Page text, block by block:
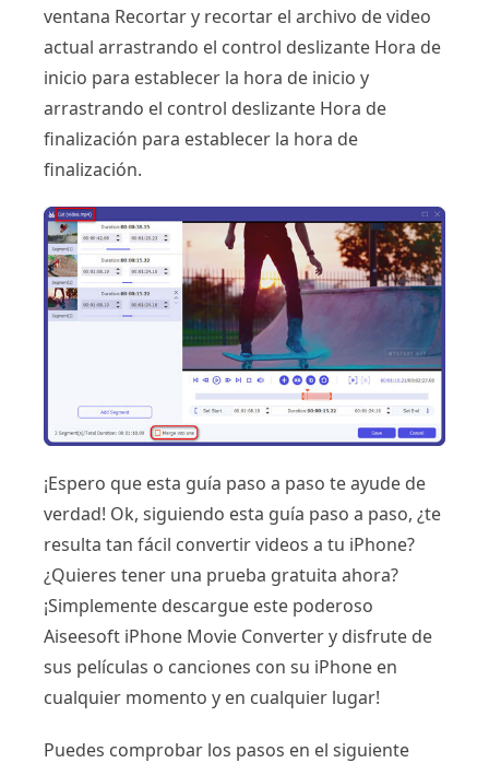
ventana Recortar y recortar el archivo de video
actual arrastrando el control deslizante Hora de
inicio para establecer la hora de inicio y
arrastrando el control deslizante Hora de
finalización para establecer la hora de
finalización.
¡Espero que esta guía paso a paso te ayude de
verdad! Ok, siguiendo esta guía paso a paso, ¿te
resulta tan fácil convertir videos a tu iPhone?
¿Quieres tener una prueba gratuita ahora?
¡Simplemente descargue este poderoso
Aiseesoft iPhone Movie Converter y disfrute de
sus películas o canciones con su iPhone en
cualquier momento y en cualquier lugar!
Puedes comprobar los pasos en el siguiente